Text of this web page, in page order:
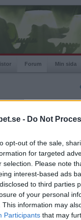
- Do Not
opt-out of the sale,
for targeted
selection. Please note
interest-based ads
to third parties
of your personal
This information may
Participants that may
Forum Min sida